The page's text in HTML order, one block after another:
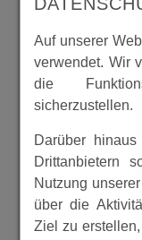
Auf unserer
verwendet. Wir
die
sicherzustellen.
Darüber
Drittanbietern
Nutzung
über die
Ziel zu